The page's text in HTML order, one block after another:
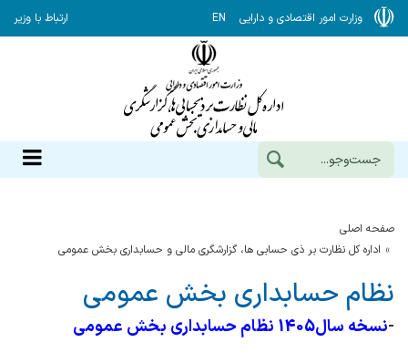
وزارت امور اقتصادی و دارایی EN ارتباط با وزیر
صفحه اصلی
اداره کل نظارت بر ذی حسابی ها، گزارشگری مالی و حسابداری بخش عمومی
نظام حسابداری بخش عمومی
-نسخه سال1405 نظام حسابداری بخش عمومی